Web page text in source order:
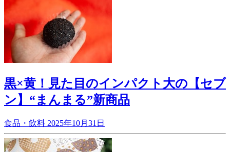
黒×黄！見た目のインパクト大の【セブ
ン】“まんまる”新商品
食品・飲料 2025年10月31日